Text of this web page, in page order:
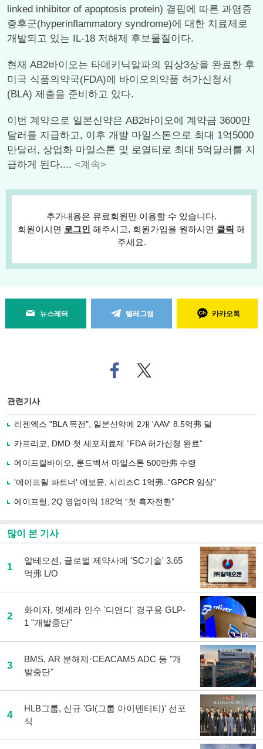
linked inhibitor of apoptosis protein) 결핍에 따른 과염증
증후군(hyperinflammatory syndrome)에 대한 치료제로
개발되고 있는 IL-18 저해제 후보물질이다.
현재 AB2바이오는 타데키닉알파의 임상3상을 완료한 후
미국 식품의약국(FDA)에 바이오의약품 허가신청서
(BLA) 제출을 준비하고 있다.
이번 계약으로 일본신약은 AB2바이오에 계약금 3600만
달러를 지급하고, 이후 개발 마일스톤으로 최대 1억5000
만달러, 상업화 마일스톤 및 로열티로 최대 5억달러를 지
급하게 된다.... <계속>
추가내용은 유료회원만 이용할 수 있습니다.
회원이시면 로그인 해주시고, 회원가입을 원하시면 클릭 해
주세요.
뉴스레터 텔레그램 카카오톡
페
이
로
기
사
유
기
트위
터로
관련기사
리젠엑스 "BLA 목전", 일본신약에 2개 'AAV' 8.5억弗 딜
카프리코, DMD 첫 세포치료제 “FDA 허가신청 완료”
에이프릴바이오, 룬드벡서 마일스톤 500만弗 수령
'에이프릴 파트너' 에보뮨, 시리즈C 1억弗..“GPCR 임상”
에이프릴, 2Q 영업이익 182억 “첫 흑자전환”
많이 본 기사
1
알테오젠, 글로벌 제약사에 'SC기술' 3.65
억弗 L/O
2
화이자, 멧세라 인수 '디앤디' 경구용 GLP-
1 "개발중단"
3
BMS, AR 분해제·CEACAM5 ADC 등 "개
발중단"
4
HLB그룹, 신규 'GI(그룹 아이덴티티)' 선포
식